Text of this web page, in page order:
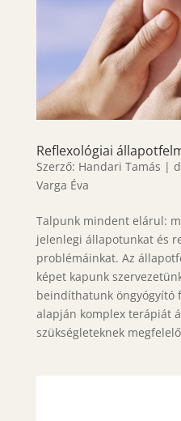
Reflexológiai
Szerző: Handari Tamás |
Varga Éva
Talpunk mindent elárul:
jelenlegi állapotunkat és
problémáinkat. Az
képet kapunk
beindíthatunk öngyógyító
alapján komplex terápiát
szükségleteknek